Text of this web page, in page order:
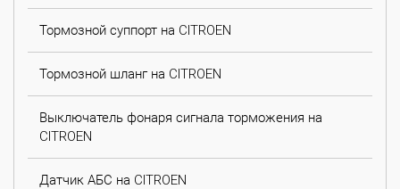
Тормозной суппорт на CITROEN
Тормозной шланг на CITROEN
Выключатель фонаря сигнала торможения на
CITROEN
Датчик АБС на CITROEN